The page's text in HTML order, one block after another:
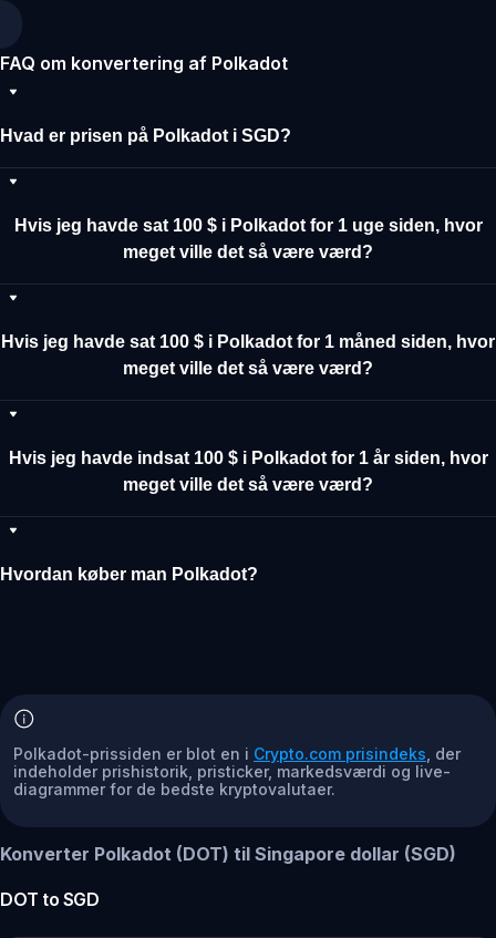
FAQ om konvertering af Polkadot
Hvad er prisen på Polkadot i SGD?
Hvis jeg havde sat 100 $ i Polkadot for 1 uge siden, hvor
meget ville det så være værd?
Hvis jeg havde sat 100 $ i Polkadot for 1 måned siden, hvor
meget ville det så være værd?
Hvis jeg havde indsat 100 $ i Polkadot for 1 år siden, hvor
meget ville det så være værd?
Hvordan køber man Polkadot?
Polkadot-prissiden er blot en i Crypto.com prisindeks , der
indeholder prishistorik, pristicker, markedsværdi og live-
diagrammer for de bedste kryptovalutaer.
Konverter Polkadot (DOT) til Singapore dollar (SGD)
DOT to SGD